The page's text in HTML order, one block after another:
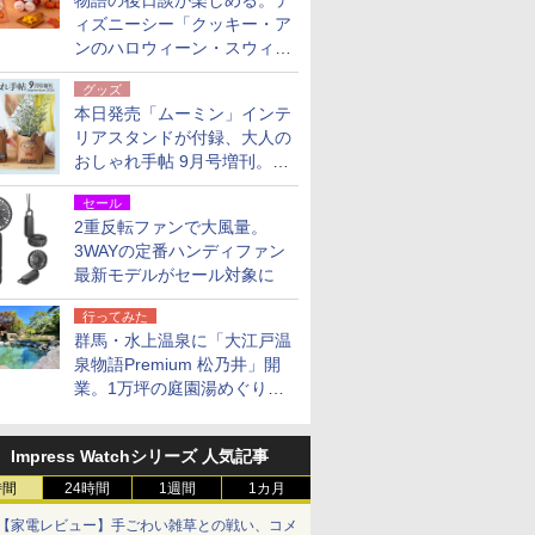
ィズニーシー「クッキー・ア
ンのハロウィーン・スウィー
トサプライズ」限定グッズ公
開グッズ
本日発売「ムーミン」インテ
リアスタンドが付録、大人の
おしゃれ手帖 9月号増刊。レ
ザー調で高級感ある2個セッ
トセール
2重反転ファンで大風量。
3WAYの定番ハンディファン
最新モデルがセール対象に
行ってみた
群馬・水上温泉に「大江戸温
泉物語Premium 松乃井」開
業。1万坪の庭園湯めぐり＆
た！
Impress Watchシリーズ 人気記事
24時間 1週間 1カ月
家電レビュー】手ごわい雑草との戦い、コメ